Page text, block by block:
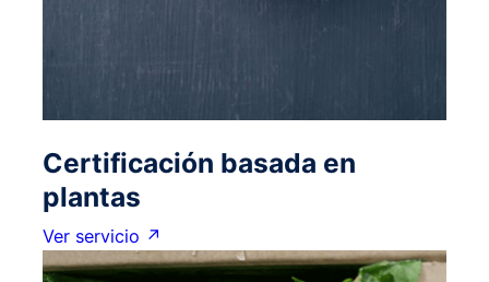
Certificación basada en
plantas
Ver servicio ↗